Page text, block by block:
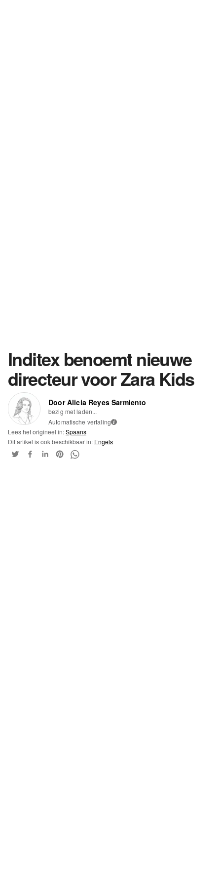
Inditex benoemt nieuwe
directeur voor Zara Kids
Door Alicia Reyes Sarmiento
bezig met laden...
Automatische vertaling i
Lees het origineel in:Spaans
Dit artikel is ook beschikbaar in: Engels